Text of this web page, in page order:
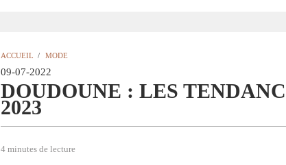
ACCUEIL / MODE
09-07-2022
DOUDOUNE : LES
2023
4 minutes de lecture